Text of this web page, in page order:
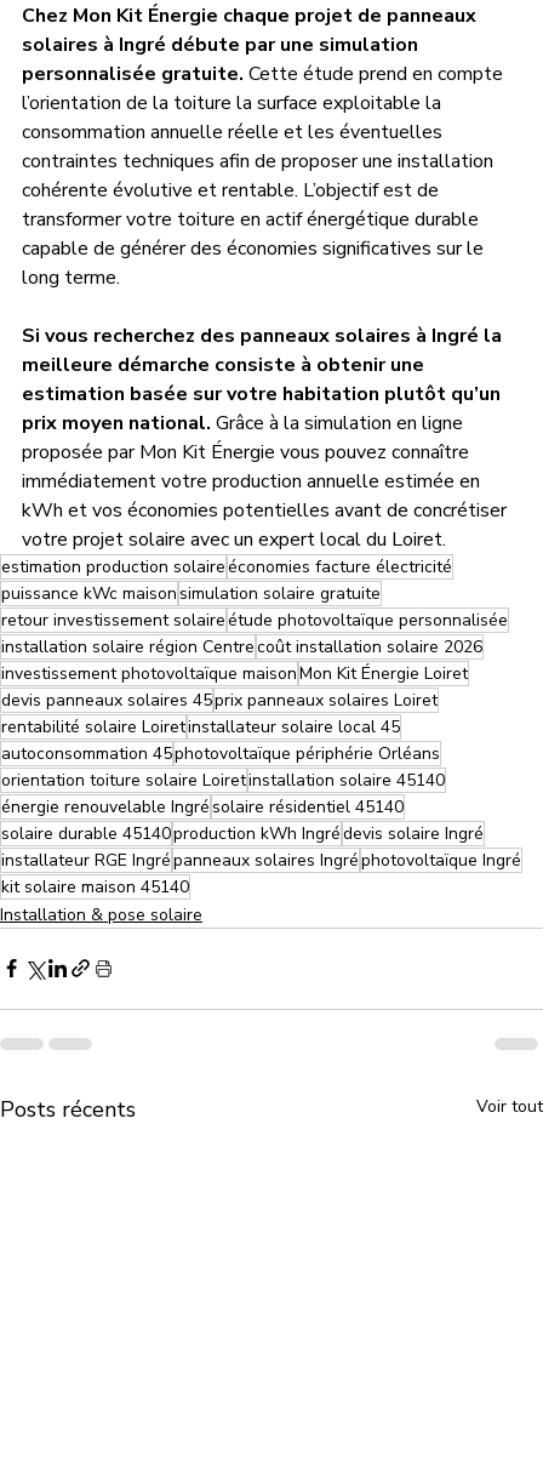
Chez Mon Kit Énergie chaque projet de panneaux
solaires à Ingré débute par une simulation
personnalisée gratuite. Cette étude prend en compte
l’orientation de la toiture la surface exploitable la
consommation annuelle réelle et les éventuelles
contraintes techniques afin de proposer une installation
cohérente évolutive et rentable. L’objectif est de
transformer votre toiture en actif énergétique durable
capable de générer des économies significatives sur le
long terme.
Si vous recherchez des panneaux solaires à Ingré la
meilleure démarche consiste à obtenir une
estimation basée sur votre habitation plutôt qu’un
prix moyen national. Grâce à la simulation en ligne
proposée par Mon Kit Énergie vous pouvez connaître
immédiatement votre production annuelle estimée en
kWh et vos économies potentielles avant de concrétiser
votre projet solaire avec un expert local du Loiret.
estimation production solaireéconomies facture électricité
puissance kWc maisonsimulation solaire gratuite
retour investissement solaireétude photovoltaïque personnalisée
installation solaire région Centrecoût installation solaire 2026
investissement photovoltaïque maisonMon Kit Énergie Loiret
devis panneaux solaires 45prix panneaux solaires Loiret
rentabilité solaire Loiretinstallateur solaire local 45
autoconsommation 45photovoltaïque périphérie Orléans
orientation toiture solaire Loiretinstallation solaire 45140
énergie renouvelable Ingrésolaire résidentiel 45140
solaire durable 45140production kWh Ingrédevis solaire Ingré
installateur RGE Ingrépanneaux solaires Ingréphotovoltaïque Ingré
kit solaire maison 45140
Installation & pose solaire
Posts récents Voir tout